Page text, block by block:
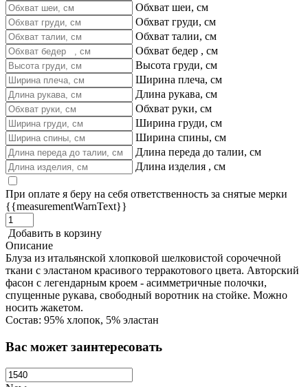
Обхват шеи, см
Обхват груди, см
Обхват талии, см
Обхват бедер , см
Высота груди, см
Ширина плеча, см
Длина рукава, см
Обхват руки, см
Ширина груди, см
Ширина спины, см
Длина переда до талии, см
Длина изделия , см
При оплате я беру на себя ответственность за снятые мерки
{{measurementWarnText}}
Добавить в корзину
Описание
Блуза из итальянской хлопковой шелковистой сорочечной
ткани с эластаном красивого терракотового цвета. Авторский
фасон с легендарным кроем - асимметричные полочки,
спущенные рукава, свободный воротник на стойке. Можно
носить жакетом.
Состав: 95% хлопок, 5% эластан
Вас может заинтересовать